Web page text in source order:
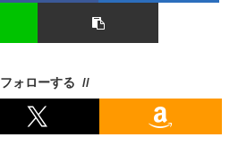
フォローする